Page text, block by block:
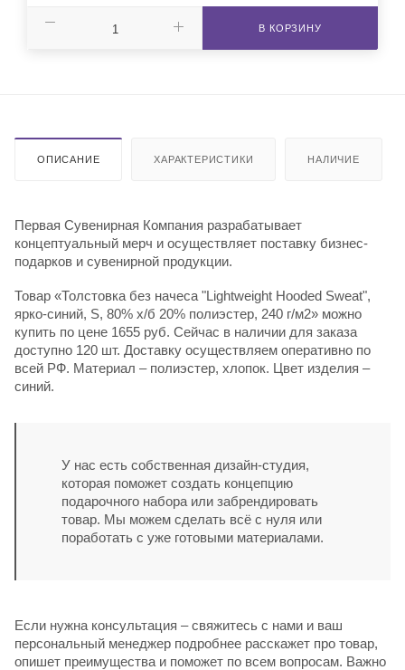
В КОРЗИНУ
ОПИСАНИЕ ХАРАКТЕРИСТИКИ НАЛИЧИЕ
Первая Сувенирная Компания разрабатывает
концептуальный мерч и осуществляет поставку бизнес-
подарков и сувенирной продукции.
Товар «Толстовка без начеса "Lightweight Hooded Sweat",
ярко-синий, S, 80% х/б 20% полиэстер, 240 г/м2» можно
купить по цене 1655 руб. Сейчас в наличии для заказа
доступно 120 шт. Доставку осуществляем оперативно по
всей РФ. Материал – полиэстер, хлопок. Цвет изделия –
синий.
У нас есть собственная дизайн-студия,
которая поможет создать концепцию
подарочного набора или забрендировать
товар. Мы можем сделать всё с нуля или
поработать с уже готовыми материалами.
Если нужна консультация – свяжитесь с нами и ваш
персональный менеджер подробнее расскажет про товар,
опишет преимущества и поможет по всем вопросам. Важно